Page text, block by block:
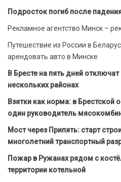
Подросток погиб после
Рекламное агентство Минск –
Путешествие из России в
арендовать авто в Минске
В Бресте на пять дней
нескольких районах
Взятки как норма: в Брестской
один руководитель
Мост через Припять: старт
многолетний транспортный
Пожар в Ружанах рядом с
территории котельной